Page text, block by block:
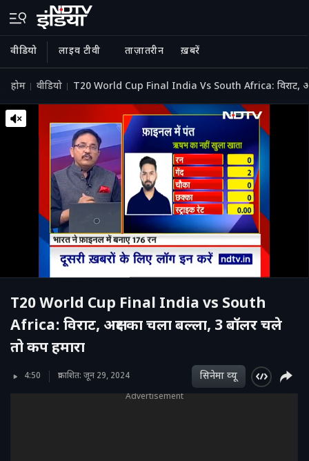
वीडियो लाइव टीवी ताज़ातरीन ख़बरें
होम वीडियो T20 World Cup Final India Vs South Africa: विराट,
T20 World Cup Final India vs South
Africa: विराट, अक्षर का चला बल्ला, 3 बॉलर चले
तो कप हमारा
4:50 प्रकाशित: जून 29, 2024 सिनेमा व्‍यू
Advertisement